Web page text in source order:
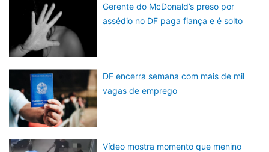
Gerente do McDonald’s preso por
assédio no DF paga fiança e é solto
DF encerra semana com mais de mil
vagas de emprego
Vídeo mostra momento que menino